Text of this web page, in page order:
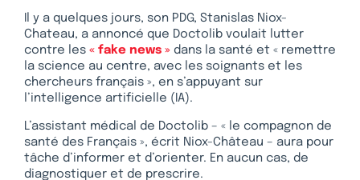
Il y a quelques jours, son PDG, Stanislas Niox-
Chateau, a annoncé que Doctolib voulait lutter
contre les « fake news » dans la santé et « remettre
la science au centre, avec les soignants et les
chercheurs français », en s’appuyant sur
l’intelligence artificielle (IA).
L’assistant médical de Doctolib – « le compagnon de
santé des Français », écrit Niox-Château – aura pour
tâche d’informer et d’orienter. En aucun cas, de
diagnostiquer et de prescrire.